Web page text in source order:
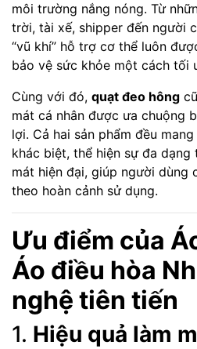
môi trường nắng nóng. Từ
trời, tài xế, shipper đến người
“vũ khí” hỗ trợ cơ thể luôn
bảo vệ sức khỏe một cách tối
Cùng với đó, quạt đeo hông
mát cá nhân được ưa chuộng
lợi. Cả hai sản phẩm đều
khác biệt, thể hiện sự đa dạng
mát hiện đại, giúp người dùng
theo hoàn cảnh sử dụng.
Ưu điểm của
Áo điều hòa
nghệ tiên tiến
1. Hiệu quả làm